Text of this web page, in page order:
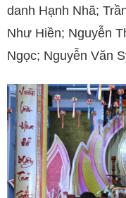
danh Hạnh Nhã;
Như Hiền; Nguyễn
Ngọc; Nguyễn Văn